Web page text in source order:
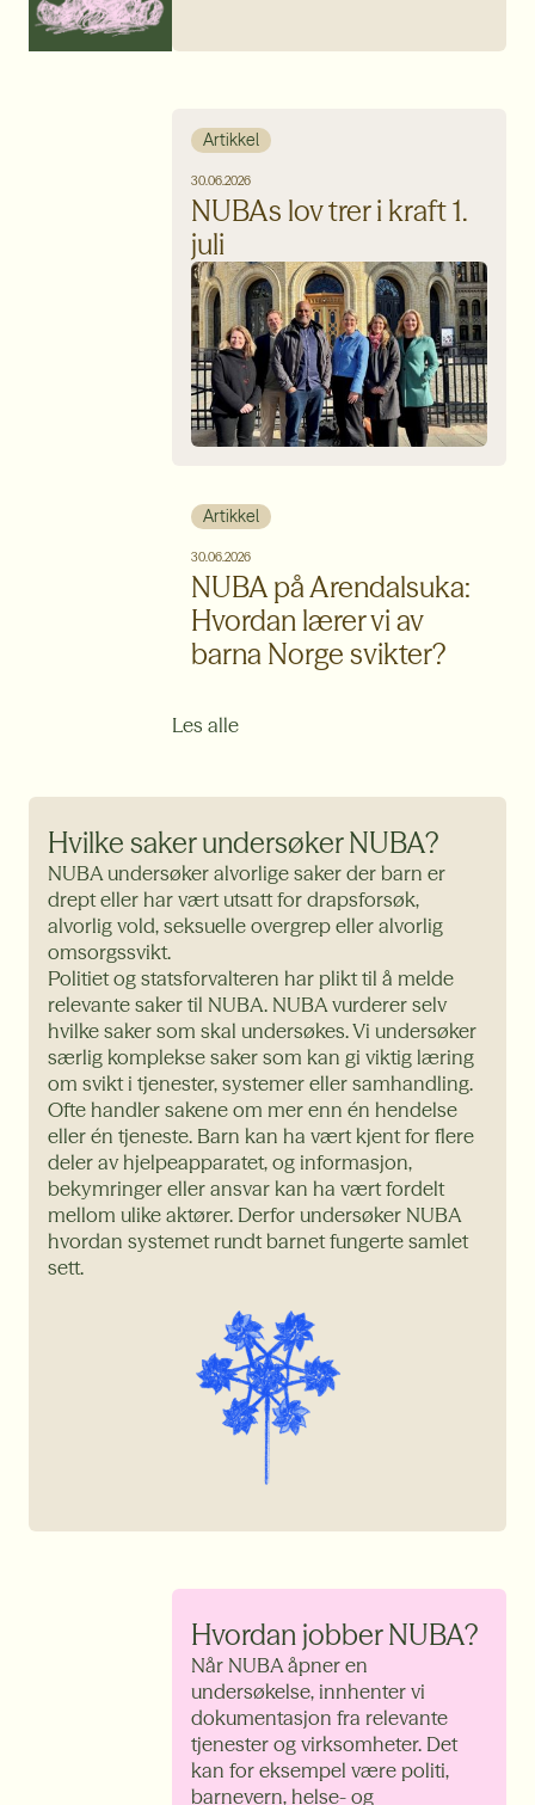
Artikkel
30.06.2026
NUBAs lov trer i kraft 1.
juli
Artikkel
30.06.2026
NUBA på Arendalsuka:
Hvordan lærer vi av
barna Norge svikter?
Les alle
Hvilke saker undersøker NUBA?
NUBA undersøker alvorlige saker der barn er
drept eller har vært utsatt for drapsforsøk,
alvorlig vold, seksuelle overgrep eller alvorlig
omsorgssvikt.
Politiet og statsforvalteren har plikt til å melde
relevante saker til NUBA. NUBA vurderer selv
hvilke saker som skal undersøkes. Vi undersøker
særlig komplekse saker som kan gi viktig læring
om svikt i tjenester, systemer eller samhandling.
Ofte handler sakene om mer enn én hendelse
eller én tjeneste. Barn kan ha vært kjent for flere
deler av hjelpeapparatet, og informasjon,
bekymringer eller ansvar kan ha vært fordelt
mellom ulike aktører. Derfor undersøker NUBA
hvordan systemet rundt barnet fungerte samlet
sett.
Hvordan jobber NUBA?
Når NUBA åpner en
undersøkelse, innhenter vi
dokumentasjon fra relevante
tjenester og virksomheter. Det
kan for eksempel være politi,
barnevern, helse- og